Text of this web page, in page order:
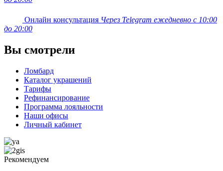
Онлайн консультация Через Telegram ежедневно с 10:00
до 20:00
Вы смотрели
Ломбард
Каталог украшений
Тарифы
Рефинансирование
Программа лояльности
Наши офисы
Личный кабинет
Рекомендуем